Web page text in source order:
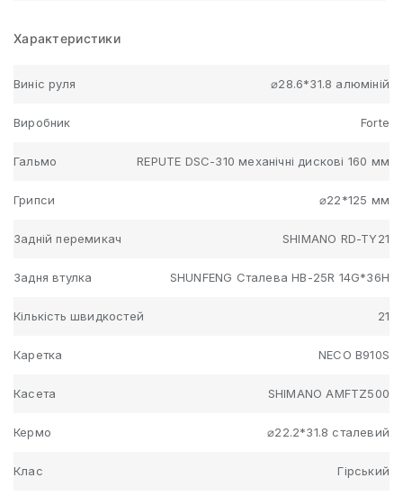
Характеристики
Виніс руля ⌀28.6*31.8 алюміній
Виробник Forte
Гальмо REPUTE DSC-310 механічні дискові 160 мм
Грипси ⌀22*125 мм
Задній перемикач SHIMANO RD-TY21
Задня втулка SHUNFENG Сталева HB-25R 14G*36H
Кількість швидкостей 21
Каретка NECO B910S
Касета SHIMANO AMFTZ500
Кермо ⌀22.2*31.8 сталевий
Клас Гірський